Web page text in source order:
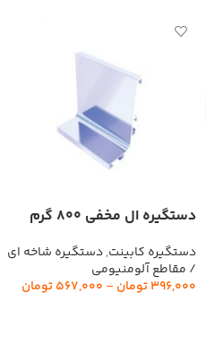
دستگیره ال مخفی 800 گرم
دستگیره کابینت,دستگیره شاخه ای
/ مقاطع آلومنیومی
396,000تومان–
567,000تومان